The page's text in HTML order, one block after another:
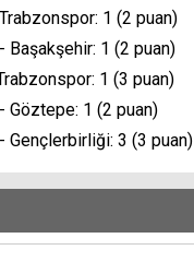
1 (2 puan)
Başakşehir: 1 (2 puan)
1 (3 puan)
Göztepe: 1 (2 puan)
Gençlerbirliği: 3 (3 puan)